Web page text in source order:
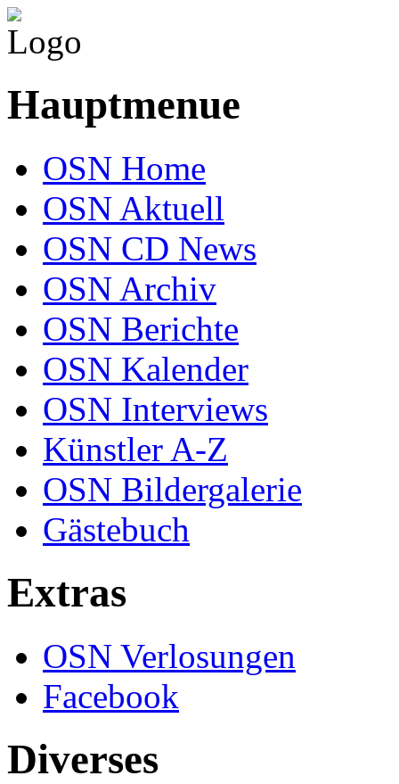
Hauptmenue
OSN Home
OSN Aktuell
OSN CD News
OSN Archiv
OSN Berichte
OSN Kalender
OSN Interviews
Künstler A-Z
OSN Bildergalerie
Gästebuch
Extras
OSN Verlosungen
Facebook
Diverses